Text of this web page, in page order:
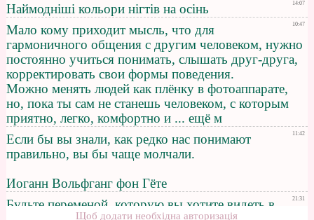
Щоб додати необхідна авторизація